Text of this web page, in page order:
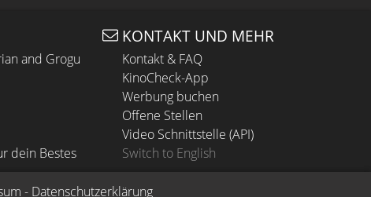
and Grogu
dein Bestes
KONTAKT UND MEHR
Kontakt & FAQ
KinoCheck-App
Werbung buchen
Offene Stellen
Video Schnittstelle (API)
Switch to English
- Datenschutzerklärung